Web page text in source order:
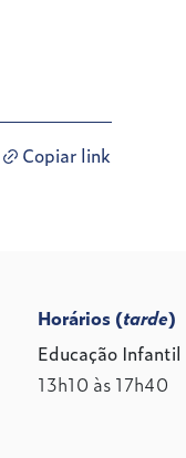
Copiar link
Horários (tarde)
Educação Infantil
13h10 às 17h40